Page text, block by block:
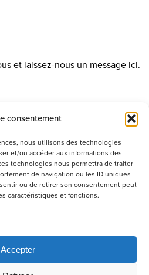
consentement
nous utilisons des technologies
et/ou accéder aux informations des
technologies nous permettra de traiter
de navigation ou les ID uniques
ou de retirer son consentement peut
caractéristiques et fonctions.
Accepter
et laissez-nous un message ici.
ou envoyez votre candidature